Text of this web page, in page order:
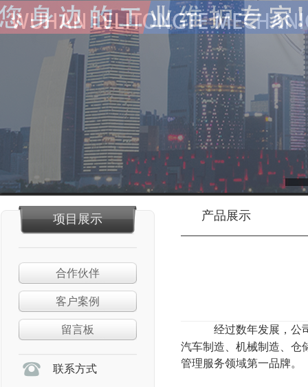
项目展示
合作伙伴
客户案例
留言板
联系方式
产品展示
经过数年发展，
汽车制造、机械制造、
管理服务领域第一品牌。